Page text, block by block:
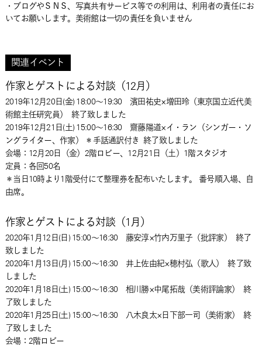
・ブログやＳＮＳ、写真共有サービス等での利用は、利用者の責任にお
いてお願いします。美術館は一切の責任を負いません
関連イベント
作家とゲストによる対談（12月）
2019年12月20日(金) 18:00～19:30 濱田祐史×増田玲（東京国立近代美
術館主任研究員） 終了致しました
2019年12月21日(土) 15:00～16:30 齋藤陽道×イ・ラン（シンガー・ソ
ングライター、作家） ＊手話通訳付き 終了致しました
会場：12月20日（金）2階ロビー、12月21日（土）1階スタジオ
定員：各回50名
＊当日10時より1階受付にて整理券を配布いたします。 番号順入場、自
由席。
作家とゲストによる対談（1月）
2020年1月12日(日) 15:00～16:30 藤安淳×竹内万里子（批評家） 終了
致しました
2020年1月13日(月) 15:00～16:30 井上佐由紀×穂村弘（歌人）終了致
しました
2020年1月18日(土) 15:00～16:30 相川勝×中尾拓哉（美術評論家） 終
了致しました
2020年1月25日(土) 15:00～16:30 八木良太×日下部一司（美術家） 終
了致しました
会場：2階ロビー